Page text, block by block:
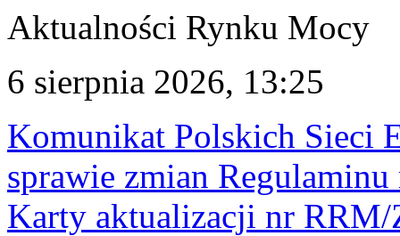
Aktualności Rynku Mocy
6 sierpnia 2026, 13:25
Komunikat Polskich Sieci
sprawie zmian
Karty aktualizacji nr